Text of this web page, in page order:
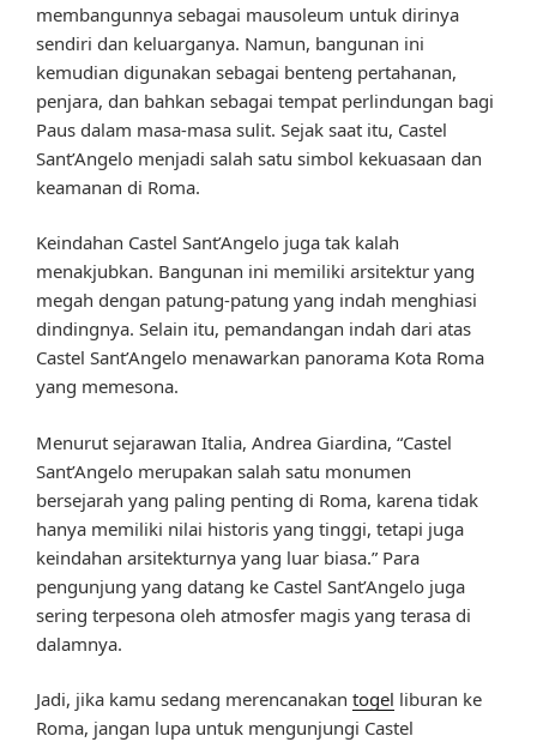
membangunnya sebagai mausoleum untuk dirinya
sendiri dan keluarganya. Namun, bangunan ini
kemudian digunakan sebagai benteng pertahanan,
penjara, dan bahkan sebagai tempat perlindungan bagi
Paus dalam masa-masa sulit. Sejak saat itu, Castel
Sant’Angelo menjadi salah satu simbol kekuasaan dan
keamanan di Roma.
Keindahan Castel Sant’Angelo juga tak kalah
menakjubkan. Bangunan ini memiliki arsitektur yang
megah dengan patung-patung yang indah menghiasi
dindingnya. Selain itu, pemandangan indah dari atas
Castel Sant’Angelo menawarkan panorama Kota Roma
yang memesona.
Menurut sejarawan Italia, Andrea Giardina, “Castel
Sant’Angelo merupakan salah satu monumen
bersejarah yang paling penting di Roma, karena tidak
hanya memiliki nilai historis yang tinggi, tetapi juga
keindahan arsitekturnya yang luar biasa.” Para
pengunjung yang datang ke Castel Sant’Angelo juga
sering terpesona oleh atmosfer magis yang terasa di
dalamnya.
Jadi, jika kamu sedang merencanakan togel liburan ke
Roma, jangan lupa untuk mengunjungi Castel